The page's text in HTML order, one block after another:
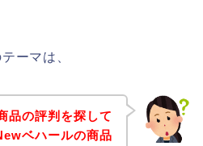
ーマは、
品の評判を探して
ベハールの商品